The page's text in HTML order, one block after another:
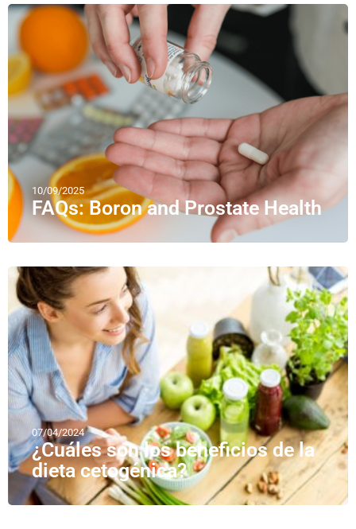
10/09/2025
FAQs: Boron and Prostate Health
07/04/2024
¿Cuáles son los beneficios de la
dieta cetogénica?